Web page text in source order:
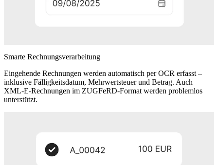
Smarte Rechnungsverarbeitung
Eingehende Rechnungen werden automatisch per OCR erfasst –
inklusive Fälligkeitsdatum, Mehrwertsteuer und Betrag. Auch
XML-E-Rechnungen im ZUGFeRD-Format werden problemlos
unterstützt.